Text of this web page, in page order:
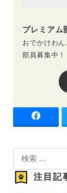
プレミアム
おでかけわ
部員募集中！
-
検
索
注目記